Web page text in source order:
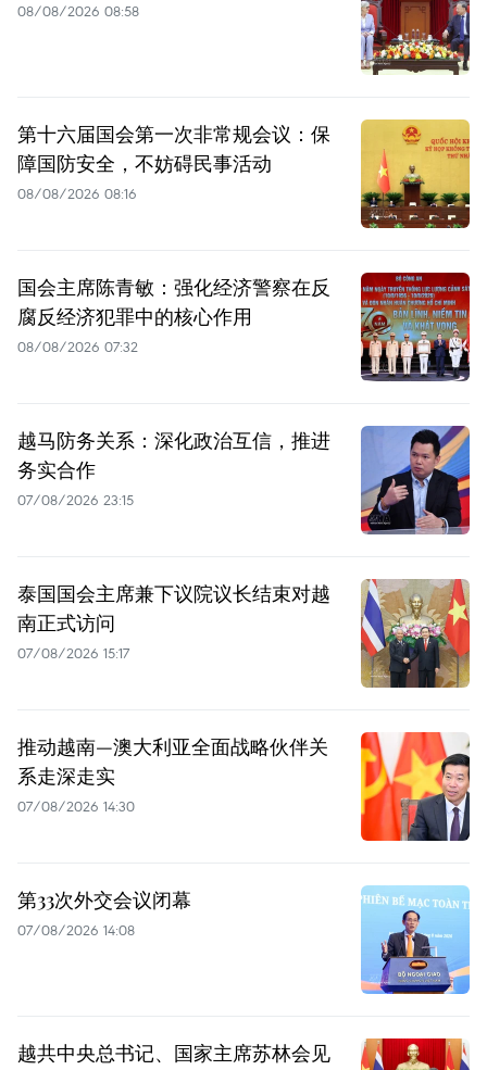
08/08/2026 08:58
第十六届国会第一次非常规会议：保
障国防安全，不妨碍民事活动
08/08/2026 08:16
国会主席陈青敏：强化经济警察在反
腐反经济犯罪中的核心作用
08/08/2026 07:32
越马防务关系：深化政治互信，推进
务实合作
07/08/2026 23:15
泰国国会主席兼下议院议长结束对越
南正式访问
07/08/2026 15:17
推动越南—澳大利亚全面战略伙伴关
系走深走实
07/08/2026 14:30
第33次外交会议闭幕
07/08/2026 14:08
越共中央总书记、国家主席苏林会见